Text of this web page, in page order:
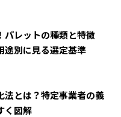
パレットの種類と特徴
途別に見る選定基準
法とは？特定事業者の義
く図解